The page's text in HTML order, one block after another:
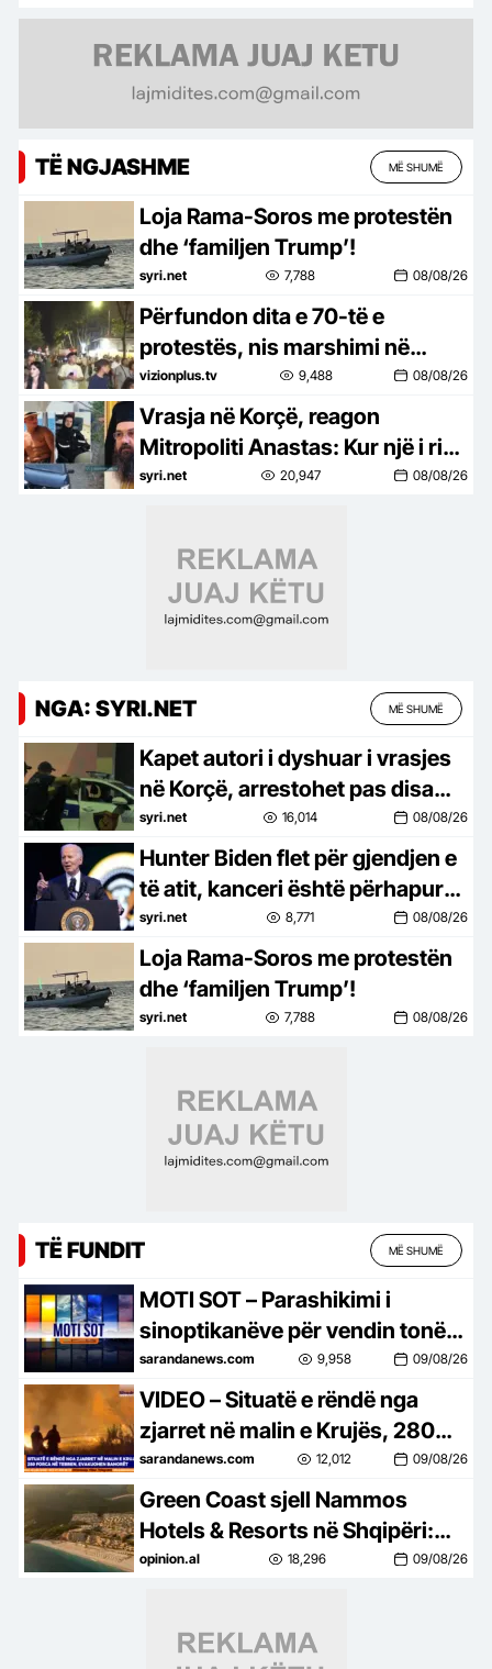
TË NGJASHME MË SHUMË
Loja Rama-Soros me protestën
dhe ‘familjen Trump’!
syri.net 7,788 08/08/26
Përfundon dita e 70-të e
protestës, nis marshimi në
rrugë
vizionplus.tv 9,488 08/08/26
Vrasja në Korçë, reagon
Mitropoliti Anastas: Kur një i ri
vret një të ri, shoqëria qan për të
syri.net 20,947 08/08/26
NGA: SYRI.NET MË SHUMË
Kapet autori i dyshuar i vrasjes
në Korçë, arrestohet pas disa
orësh kërkime
syri.net 16,014 08/08/26
Hunter Biden flet për gjendjen e
të atit, kanceri është përhapur
në kocka
syri.net 8,771 08/08/26
Loja Rama-Soros me protestën
dhe ‘familjen Trump’!
syri.net 7,788 08/08/26
TË FUNDIT MË SHUMË
MOTI SOT – Parashikimi i
sinoptikanëve për vendin tonë,
për ditën e diel, 9 gusht 2026…
sarandanews.com 9,958 09/08/26
VIDEO – Situatë e rëndë nga
zjarret në malin e Krujës, 280
forca në terren, evakuaohen
banorët…
sarandanews.com 12,012 09/08/26
Green Coast sjell Nammos
Hotels & Resorts në Shqipëri:
Destinacion i ri lifestyle
opinion.al 18,296 09/08/26